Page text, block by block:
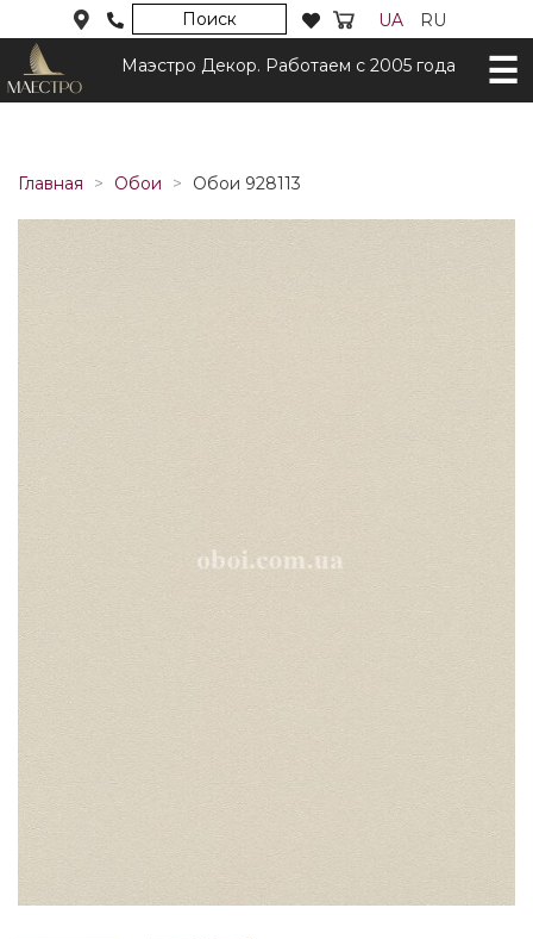
Поиск UA RU
Маэстро Декор. Работаем с 2005 года
Главная Обои Обои 928113